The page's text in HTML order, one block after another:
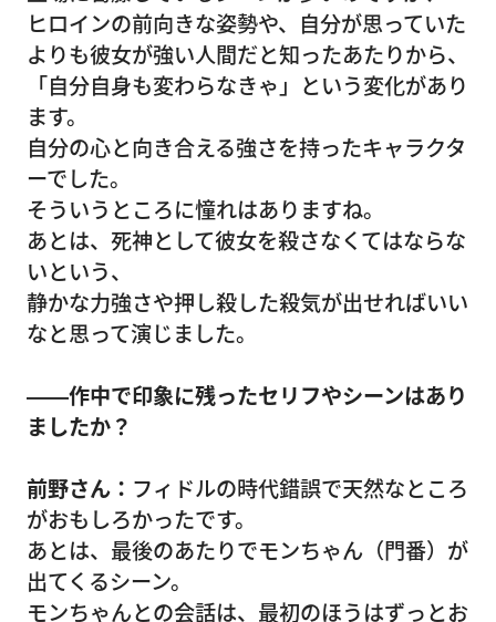
ヒロインの前向きな姿勢や、自分が思っていた
よりも彼女が強い人間だと知ったあたりから、
「自分自身も変わらなきゃ」という変化があり
ます。
自分の心と向き合える強さを持ったキャラクタ
ーでした。
そういうところに憧れはありますね。
あとは、死神として彼女を殺さなくてはならな
いという、
静かな力強さや押し殺した殺気が出せればいい
なと思って演じました。
――作中で印象に残ったセリフやシーンはあり
ましたか？
前野さん： フィドルの時代錯誤で天然なところ
がおもしろかったです。
あとは、最後のあたりでモンちゃん（門番）が
出てくるシーン。
モンちゃんとの会話は、最初のほうはずっとお